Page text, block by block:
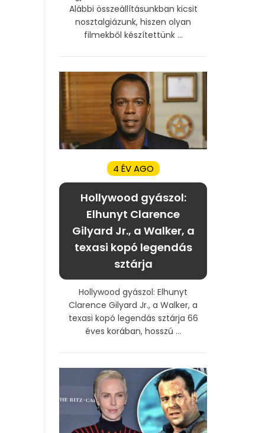
Alábbi összeállításunkban kicsit
nosztalgiázunk, hiszen olyan
filmekből készítettünk ...
4 ÉV AGO
Hollywood gyászol:
Elhunyt Clarence
Gilyard Jr., a Walker, a
texasi kopó legendás
sztárja
Hollywood gyászol: Elhunyt
Clarence Gilyard Jr., a Walker, a
texasi kopó legendás sztárja 66
éves korában, hosszú ...